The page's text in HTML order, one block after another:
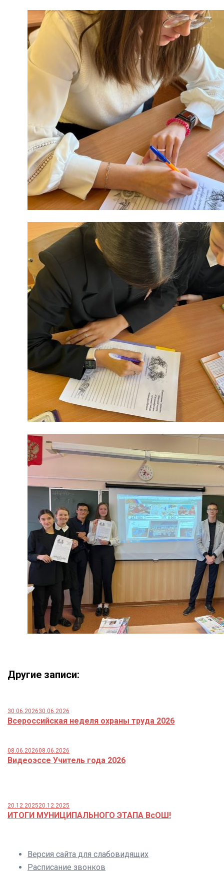
Другие записи:
30.06.202630.06.2026
Всероссийская неделя охраны труда 2026
08.06.202608.06.2026
Видеоэссе Учитель года 2026
20.12.202520.12.2025
ИТОГИ МУНИЦИПАЛЬНОГО ЭТАПА ВсОШ!
Версия сайта для слабовидящих
Расписание звонков